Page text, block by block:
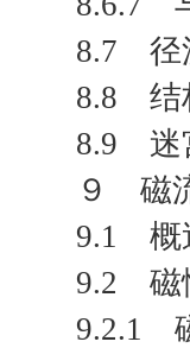
8.7 径
8.8 结
8.9 迷
９ 磁
9.1 概
9.2 磁
9.2.1